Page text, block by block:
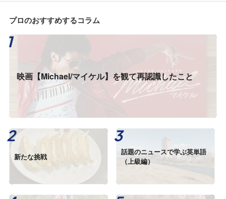
プロのおすすめするコラム
映画【Michael/マイケル】を観て再認識したこと
新たな挑戦
話題のニュースで学ぶ英単語
（上級編）